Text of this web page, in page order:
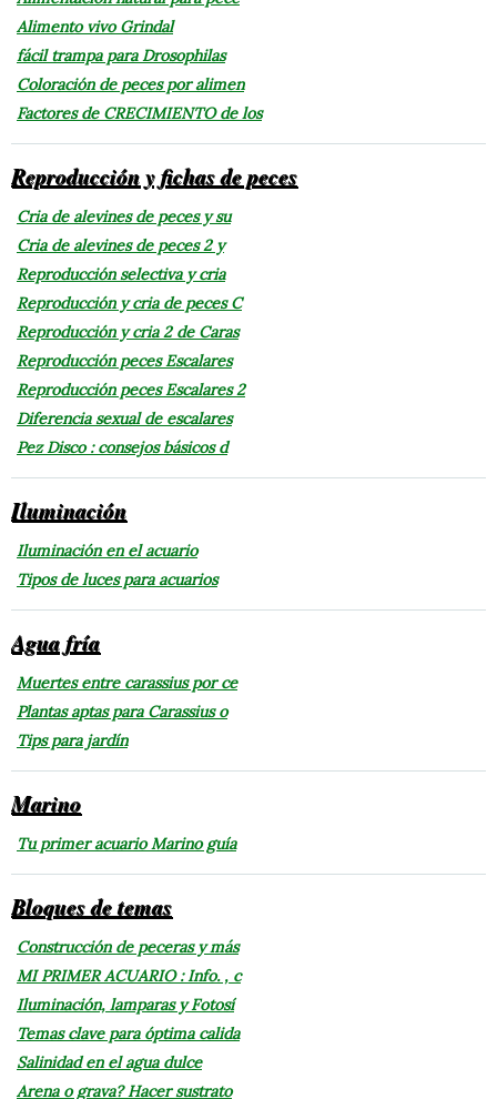
Alimento vivo Grindal
fácil trampa para Drosophilas
Coloración de peces por alimen
Factores de CRECIMIENTO de los
Reproducción y fichas de peces
Cria de alevines de peces y su
Cria de alevines de peces 2 y
Reproducción selectiva y cria
Reproducción y cria de peces C
Reproducción y cria 2 de Caras
Reproducción peces Escalares
Reproducción peces Escalares 2
Diferencia sexual de escalares
Pez Disco : consejos básicos d
Iluminación
Iluminación en el acuario
Tipos de luces para acuarios
Agua fría
Muertes entre carassius por ce
Plantas aptas para Carassius o
Tips para jardín
Marino
Tu primer acuario Marino guía
Bloques de temas
Construcción de peceras y más
MI PRIMER ACUARIO : Info. , c
Iluminación, lamparas y Fotosí
Temas clave para óptima calida
Salinidad en el agua dulce
Arena o grava? Hacer sustrato